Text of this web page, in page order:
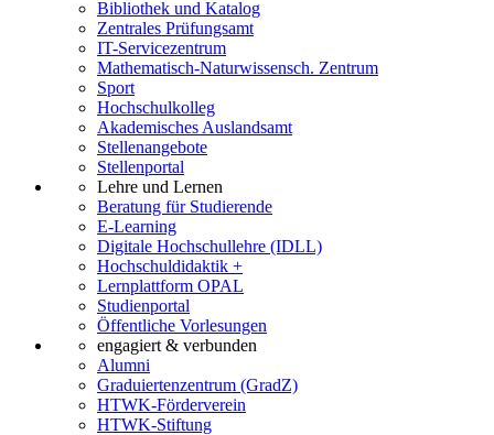
Bibliothek und Katalog
Zentrales Prüfungsamt
IT-Servicezentrum
Mathematisch-Naturwissensch. Zentrum
Sport
Hochschulkolleg
Akademisches Auslandsamt
Stellenangebote
Stellenportal
Lehre und Lernen
Beratung für Studierende
E-Learning
Digitale Hochschullehre (IDLL)
Hochschuldidaktik +
Lernplattform OPAL
Studienportal
Öffentliche Vorlesungen
engagiert & verbunden
Alumni
Graduiertenzentrum (GradZ)
HTWK-Förderverein
HTWK-Stiftung